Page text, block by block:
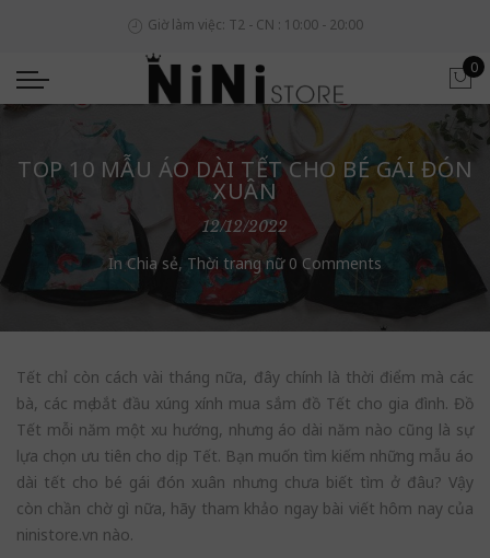
Giờ làm việc: T2 - CN : 10:00 - 20:00
0
TOP 10 MẪU ÁO DÀI TẾT CHO BÉ GÁI ĐÓN
XUÂN
12/12/2022
InChia sẻ, Thời trang nữ 0 Comments
Tết chỉ còn cách vài tháng nữa, đây chính là thời điểm mà các
bà, các mẹ bắt đầu xúng xính mua sắm đồ Tết cho gia đình. Đồ
Tết mỗi năm một xu hướng, nhưng áo dài năm nào cũng là sự
lựa chọn ưu tiên cho dịp Tết. Bạn muốn tìm kiếm những mẫu áo
dài tết cho bé gái đón xuân nhưng chưa biết tìm ở đâu? Vậy
còn chần chờ gì nữa, hãy tham khảo ngay bài viết hôm nay của
ninistore.vn nào.